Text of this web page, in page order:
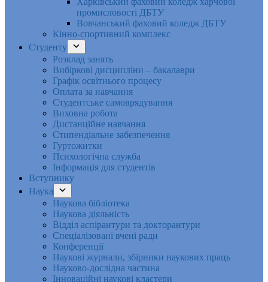
промисловості ДБТУ
Вовчанський фаховий коледж ДБТУ
Кінно-спортивний комплекс
Студенту
Розклад занять
Вибіркові дисципліни – бакалаври
Графік освітнього процесу
Оплата за навчання
Студентське самоврядування
Виховна робота
Дистанційне навчання
Стипендіальне забезпечення
Гуртожитки
Психологічна служба
Інформація для студентів
Вступнику
Наука
Наукова бібліотека
Наукова діяльність
Відділ аспірантури та докторантури
Спеціалізовані вчені ради
Конференції
Наукові журнали, збірники наукових праць
Науково-дослідна частина
Інноваційні наукові кластери